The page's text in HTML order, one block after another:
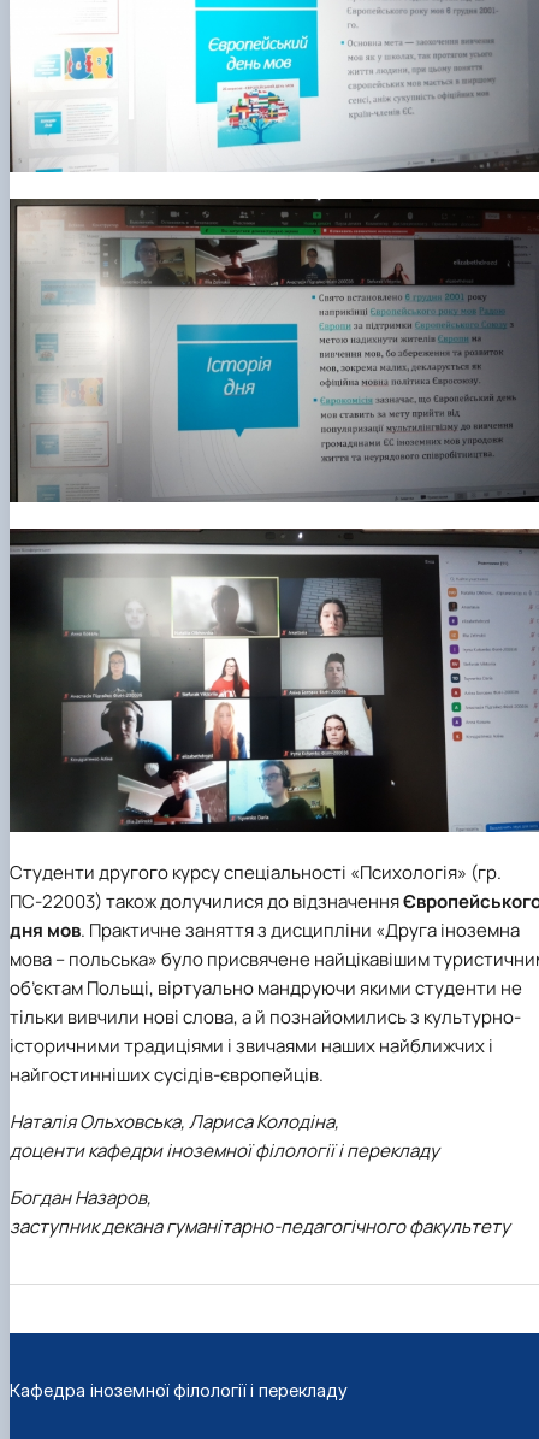
Студенти другого курсуспеціальності «Психологія» (гр.
ПС-22003) також долучилися до відзначення
дня мов. Практичне заняття з дисципліни «Друга іноземна
мова – польська» було присвячене найцікавішим
об’єктам Польщі, віртуально мандруючи якими студенти не
тільки вивчили нові слова, а й познайомились з культурно-
історичними традиціями і звичаями наших найближчих і
найгостинніших сусідів-європейців.
Наталія Ольховська, Лариса Колодіна,
доценти кафедри іноземної філології і перекладу
Богдан Назаров,
заступник декана гуманітарно-педагогічного факультету
Кафедра іноземної філології і перекладу